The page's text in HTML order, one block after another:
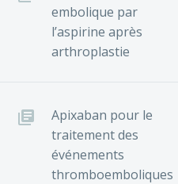
embolique par
l’aspirine après
arthroplastie
Apixaban pour le
traitement des
événements
thromboemboliques